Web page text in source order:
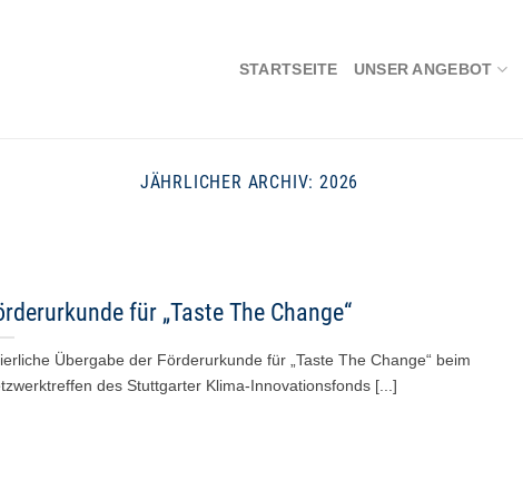
STARTSEITE UNSER ANGEBOT
JÄHRLICHER ARCHIV: 2026
für „Taste The Change“
Übergabe der Förderurkunde für „Taste The Change“ beim
des Stuttgarter Klima-Innovationsfonds [...]